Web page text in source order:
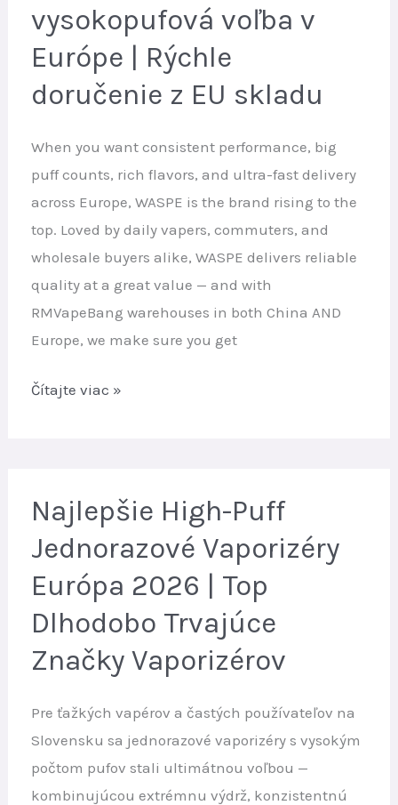
používateľov
elektronických
cigariet
vysokým
počtom
potiahnutí
vysokopufová voľba v
Európe | Rýchle
doručenie z EU skladu
When you want consistent performance, big
puff counts, rich flavors, and ultra-fast delivery
across Europe, WASPE is the brand rising to the
top. Loved by daily vapers, commuters, and
wholesale buyers alike, WASPE delivers reliable
quality at a great value — and with
RMVapeBang warehouses in both China AND
Europe, we make sure you get
WASPE
vysokopufová
voľba
v
Európe
|
Rýchle
doručenie
EU
skladu
Čítajte viac »
Najlepšie High-Puff
Jednorazové Vaporizéry
Európa 2026 | Top
Dlhodobo Trvajúce
Značky Vaporizérov
Pre ťažkých vapérov a častých používateľov na
Slovensku sa jednorazové vaporizéry s vysokým
počtom pufov stali ultimátnou voľbou —
kombinujúcou extrémnu výdrž, konzistentnú